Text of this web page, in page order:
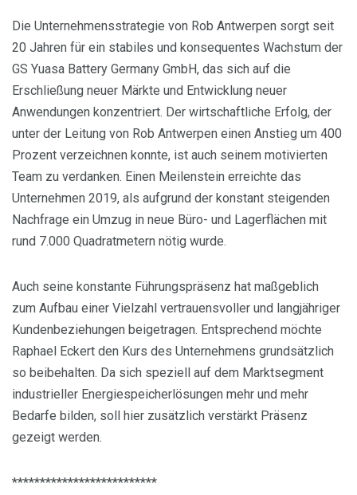
Die Unternehmensstrategie von Rob Antwerpen sorgt seit
20 Jahren für ein stabiles und konsequentes Wachstum der
GS Yuasa Battery Germany GmbH, das sich auf die
Erschließung neuer Märkte und Entwicklung neuer
Anwendungen konzentriert. Der wirtschaftliche Erfolg, der
unter der Leitung von Rob Antwerpen einen Anstieg um 400
Prozent verzeichnen konnte, ist auch seinem motivierten
Team zu verdanken. Einen Meilenstein erreichte das
Unternehmen 2019, als aufgrund der konstant steigenden
Nachfrage ein Umzug in neue Büro- und Lagerflächen mit
rund 7.000 Quadratmetern nötig wurde.
Auch seine konstante Führungspräsenz hat maßgeblich
zum Aufbau einer Vielzahl vertrauensvoller und langjähriger
Kundenbeziehungen beigetragen. Entsprechend möchte
Raphael Eckert den Kurs des Unternehmens grundsätzlich
so beibehalten. Da sich speziell auf dem Marktsegment
industrieller Energiespeicherlösungen mehr und mehr
Bedarfe bilden, soll hier zusätzlich verstärkt Präsenz
gezeigt werden.
**************************